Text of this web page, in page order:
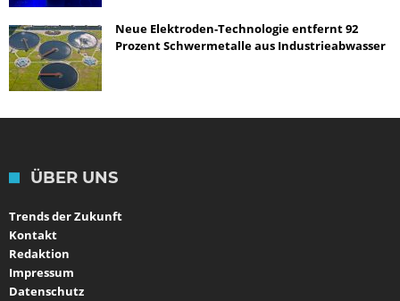
Neue Elektroden-Technologie entfernt 92
Prozent Schwermetalle aus Industrieabwasser
ÜBER UNS
Trends der Zukunft
Kontakt
Redaktion
Impressum
Datenschutz